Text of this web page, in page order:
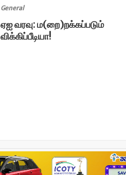
General
ஏஐ வரவு: ம(றை)றக்கப்படும்
விக்கிப்பீடியா!